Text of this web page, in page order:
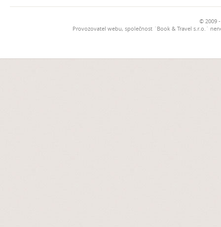
© 2009
Provozovatel webu, společnost `Book & Travel s.r.o.`